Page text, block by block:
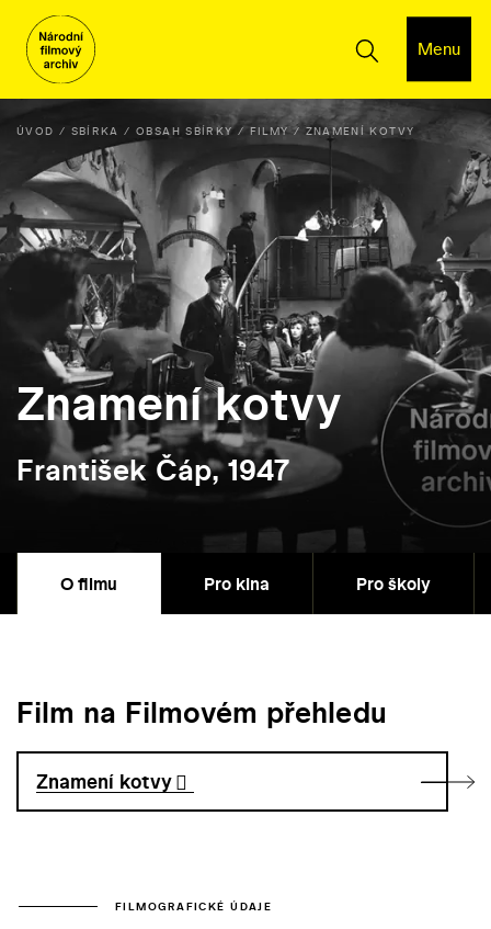
Menu
ÚVOD SBÍRKA OBSAH SBÍRKY FILMY ZNAMENÍ KOTVY
Znamení kotvy
František Čáp, 1947
O filmu Pro kina Pro školy
Film na Filmovém přehledu
Znamení kotvy
FILMOGRAFICKÉ ÚDAJE